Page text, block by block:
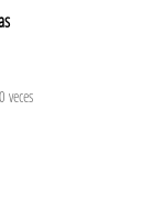
veces